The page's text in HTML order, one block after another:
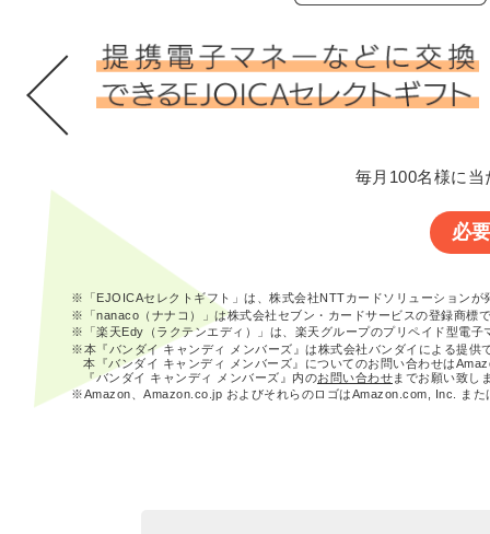
毎月100名様に
必
※「EJOICAセレクトギフト」は、株式会社NTTカードソリューションが
※「nanaco（ナナコ）」は株式会社セブン・カードサービスの登録商標
※「楽天Edy（ラクテンエディ）」は、楽天グループのプリペイド型電子
※本『バンダイ キャンディ メンバーズ』は株式会社バンダイによる提供
本『バンダイ キャンディ メンバーズ』についてのお問い合わせは
『バンダイ キャンディ メンバーズ』内のお問い合わせまでお願い致し
※Amazon、Amazon.co.jp およびそれらのロゴはAmazon.com, Inc. また